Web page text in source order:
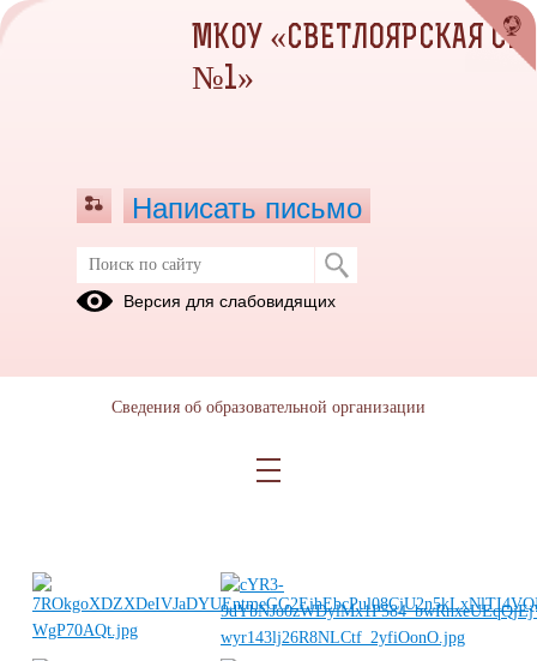
Фестиваль школьных СМИ в ВолГУ
25 октября члены кружка "Я - журналист!" посетили
фестиваль школьных СМИ"Медиаград" в ВолГУ Ребят
МКОУ «СВЕТЛОЯРСКАЯ СШ
№1»
Написать письмо
Версия для слабовидящих
Сведения об образовательной организации